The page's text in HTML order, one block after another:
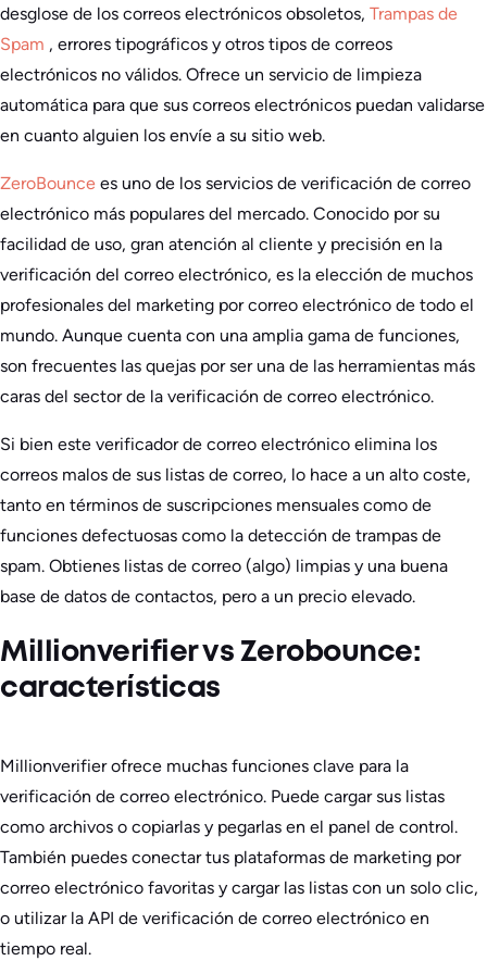
desglose de los correos electrónicos obsoletos, Trampas de
Spam , errores tipográficos y otros tipos de correos
electrónicos no válidos. Ofrece un servicio de limpieza
automática para que sus correos electrónicos puedan validarse
en cuanto alguien los envíe a su sitio web.
ZeroBounce es uno de los servicios de verificación de correo
electrónico más populares del mercado. Conocido por su
facilidad de uso, gran atención al cliente y precisión en la
verificación del correo electrónico, es la elección de muchos
profesionales del marketing por correo electrónico de todo el
mundo. Aunque cuenta con una amplia gama de funciones,
son frecuentes las quejas por ser una de las herramientas más
caras del sector de la verificación de correo electrónico.
Si bien este verificador de correo electrónico elimina los
correos malos de sus listas de correo, lo hace a un alto coste,
tanto en términos de suscripciones mensuales como de
funciones defectuosas como la detección de trampas de
spam. Obtienes listas de correo (algo) limpias y una buena
base de datos de contactos, pero a un precio elevado.
Millionverifier vs Zerobounce:
características
Millionverifier ofrece muchas funciones clave para la
verificación de correo electrónico. Puede cargar sus listas
como archivos o copiarlas y pegarlas en el panel de control.
También puedes conectar tus plataformas de marketing por
correo electrónico favoritas y cargar las listas con un solo clic,
o utilizar la API de verificación de correo electrónico en
tiempo real.